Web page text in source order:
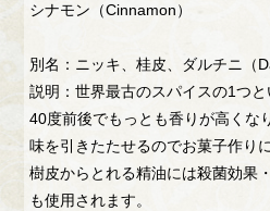
シナモン（Cinnamon）
別名：ニッキ、桂皮、ダルチニ（
説明：世界最古のスパイスの1つと
40度前後でもっとも香りが高くな
味を引きたたせるのでお菓子作り
樹皮からとれる精油には殺菌効果
も使用されます。